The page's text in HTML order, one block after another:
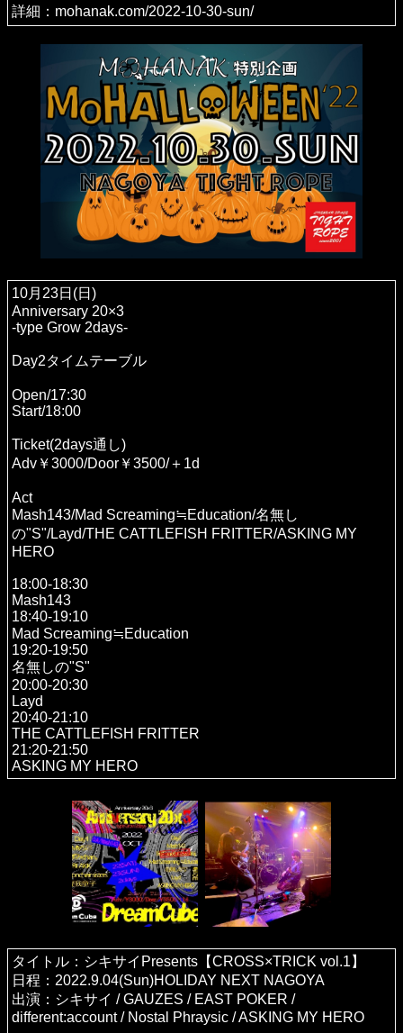
詳細：mohanak.com/2022-10-30-sun/
10月23日(日)
Anniversary 20×3
-type Grow 2days-
Day2タイムテーブル
Open/17:30
Start/18:00
Ticket(2days通し)
Adv￥3000/Door￥3500/＋1d
Act
Mash143/Mad Screaming≒Education/名無し
の"S"/Layd/THE CATTLEFISH FRITTER/ASKING MY
HERO
18:00-18:30
Mash143
18:40-19:10
Mad Screaming≒Education
19:20-19:50
名無しの"S"
20:00-20:30
Layd
20:40-21:10
THE CATTLEFISH FRITTER
21:20-21:50
ASKING MY HERO
タイトル：シキサイPresents【CROSS×TRICK vol.1】
日程：2022.9.04(Sun)HOLIDAY NEXT NAGOYA
出演：シキサイ / GAUZES / EAST POKER /
different:account / Nostal Phraysic / ASKING MY HERO